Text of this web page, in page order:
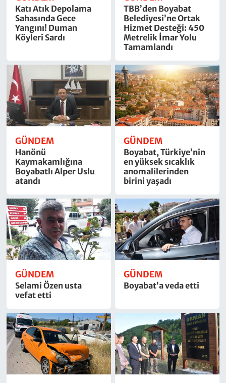
Katı Atık Depolama
Sahasında Gece
Yangını! Duman
Köyleri Sardı
TBB’den Boyabat
Belediyesi’ne Ortak
Hizmet Desteği: 450
Metrelik İmar Yolu
Tamamlandı
GÜNDEM
Hanönü
Kaymakamlığına
Boyabatlı Alper Uslu
atandı
GÜNDEM
Boyabat, Türkiye’nin
en yüksek sıcaklık
anomalilerinden
birini yaşadı
GÜNDEM
Selami Özen usta
vefat etti
GÜNDEM
Boyabat’a veda etti